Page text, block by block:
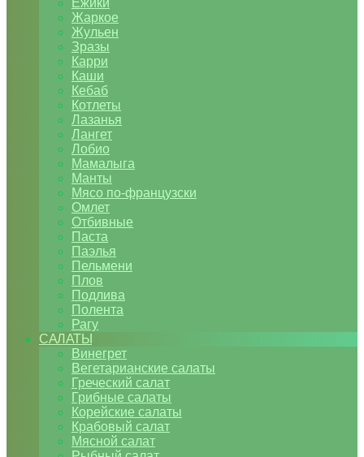
Ежики
Жаркое
Жульен
Зразы
Карри
Каши
Кебаб
Котлеты
Лазанья
Лангет
Лобио
Мамалыга
Манты
Мясо по-французски
Омлет
Отбивные
Паста
Паэлья
Пельмени
Плов
Подлива
Полента
Рагу
САЛАТЫ
Винегрет
Вегетарианские салаты
Греческий салат
Грибные салаты
Корейские салаты
Крабовый салат
Мясной салат